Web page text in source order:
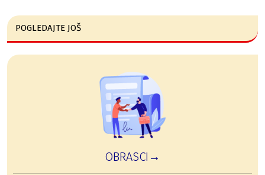
POGLEDAJTE JOŠ
OBRASCI→